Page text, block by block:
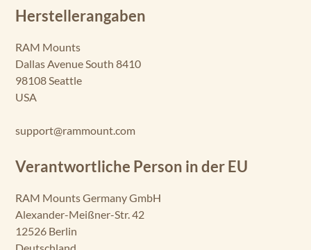
Herstellerangaben
RAM Mounts
Dallas Avenue South 8410
98108 Seattle
USA
support@rammount.com
Verantwortliche Person in der EU
RAM Mounts Germany GmbH
Alexander-Meißner-Str. 42
12526 Berlin